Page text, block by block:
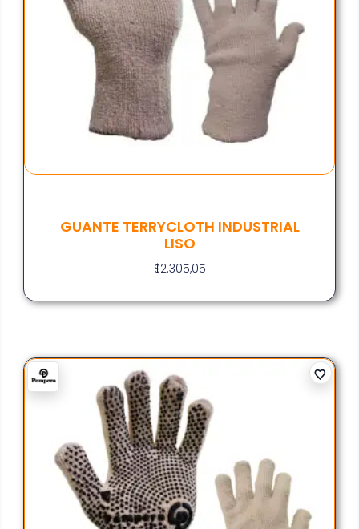
GUANTE TERRYCLOTH INDUSTRIAL
LISO
$2.305,05